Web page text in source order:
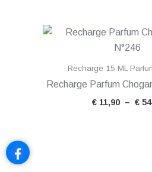
Recharge 15 ML
Recharge Parfum
€11,90 – €